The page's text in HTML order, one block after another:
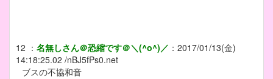
12 ： 名無しさん＠恐縮です＠＼(^o^)／ ： 2017/01/13(金)
14:18:25.02 /nBJ5fPs0.net
ブスの不協和音